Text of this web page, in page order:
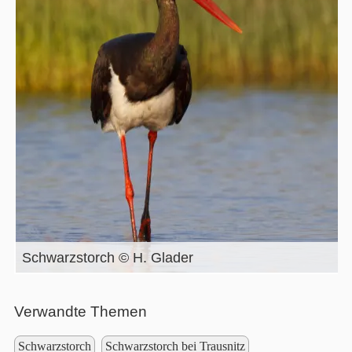
Schwarzstorch © H. Glader
Verwandte Themen
Schwarzstorch Schwarzstorch bei Trausnitz